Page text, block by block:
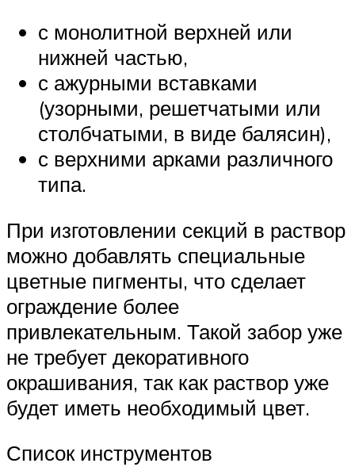
с монолитной верхней или
нижней частью,
с ажурными вставками
(узорными, решетчатыми или
столбчатыми, в виде балясин),
с верхними арками различного
типа.
При изготовлении секций в раствор
можно добавлять специальные
цветные пигменты, что сделает
ограждение более
привлекательным. Такой забор уже
не требует декоративного
окрашивания, так как раствор уже
будет иметь необходимый цвет.
Список инструментов